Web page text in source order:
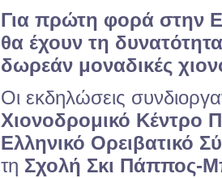
Για πρώτη φορά στην
θα έχουν τη
δωρεάν μοναδικές
Οι εκδηλώσεις
Χιονοδρομικό Κέντρο
Ελληνικό Ορειβατικό
τη Σχολή Σκι Πάππος-